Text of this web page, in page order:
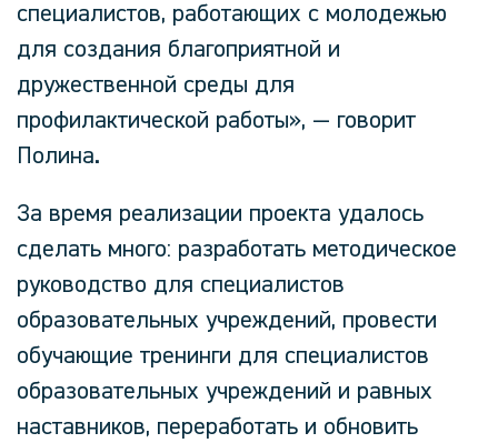
специалистов, работающих с молодежью
для создания благоприятной и
дружественной среды для
профилактической работы», — говорит
Полина.
За время реализации проекта удалось
сделать много: разработать методическое
руководство для специалистов
образовательных учреждений, провести
обучающие тренинги для специалистов
образовательных учреждений и равных
наставников, переработать и обновить